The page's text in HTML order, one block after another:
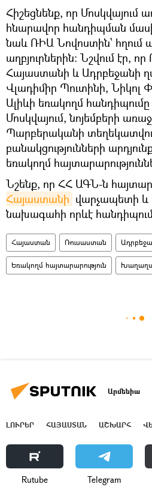
Հիշեցնենք, որ Մոսկվայում
հնարավոր հանդիպման
նաև ՌԻԱ Նովոստին՝ հղում
աղբյուրներին։ Նշվում էր,
Հայաստանի և Ադրբեջանի
Վլադիմիր Պուտինի, Նիկոլ
Ալիևի եռակողմ
Մոսկվայում, նոյեմբերի
Պարբերականի
բանակցությունների
եռակողմ
Նշենք, որ ՀՀ ԱԳՆ-ն
Հայաստանի վարչապետի և
նախագահի որևէ
Հայաստան Ռուսաստան
Եռակողմ հայտարարություն
Արմենիա
ԼՈՒՐԵՐ ՀԱՅԱՍՏԱՆ ԱՇԽԱՐՀ
Rutube Telegram